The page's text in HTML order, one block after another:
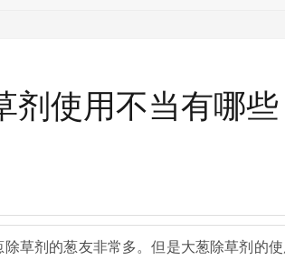
剂使用不当有哪些
草剂的葱友非常多。但是大葱除草剂的